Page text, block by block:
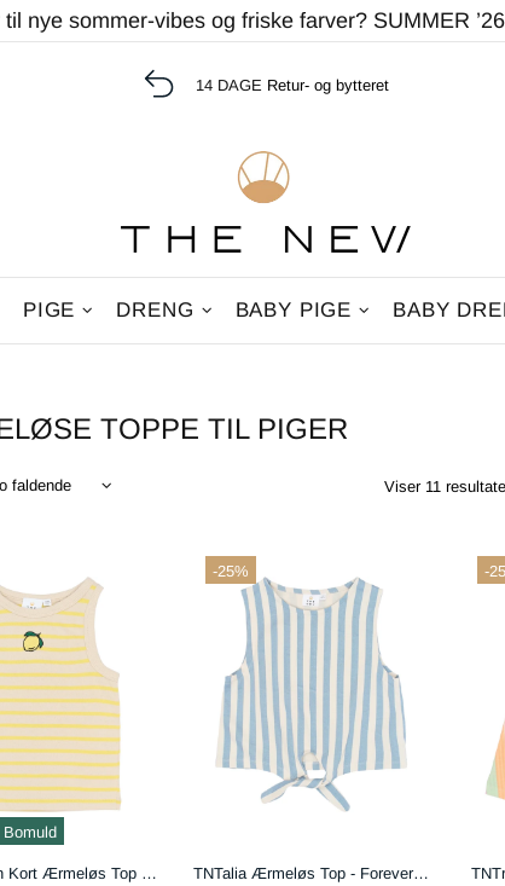
nye sommer-vibes og friske farver? SUMMER
14 DAGE Retur- og bytteret
PIGE DRENG BABY PIGE BABY
TOPPE TIL PIGER
Viser 11
TNShannon Kort Ærmeløs Top - Acacia Striped
-25%
TNTalia Ærmeløs Top - Forever Blue Striped
-